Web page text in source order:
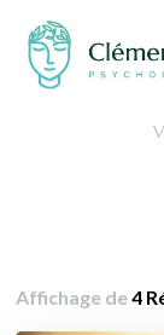
Clément
Affichage de4